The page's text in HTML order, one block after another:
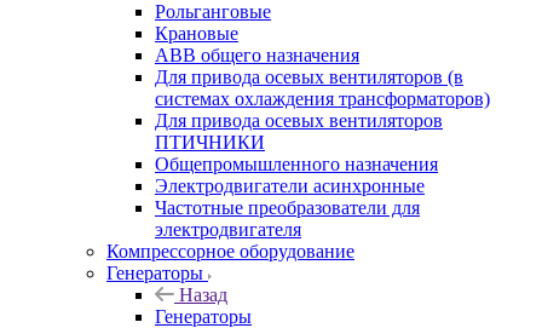
Рольганговые
Крановые
АВВ общего назначения
Для привода осевых вентиляторов (в
системах охлаждения трансформаторов)
Для привода осевых вентиляторов
ПТИЧНИКИ
Общепромышленного назначения
Электродвигатели асинхронные
Частотные преобразователи для
электродвигателя
Компрессорное оборудование
Генераторы
Назад
Генераторы